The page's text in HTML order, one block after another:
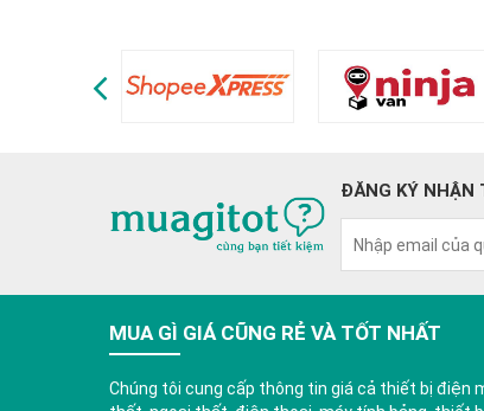
ĐĂNG KÝ NHẬN
MUA GÌ GIÁ CŨNG RẺ VÀ TỐT NHẤT
Chúng tôi cung cấp thông tin giá cả thiết bị điện